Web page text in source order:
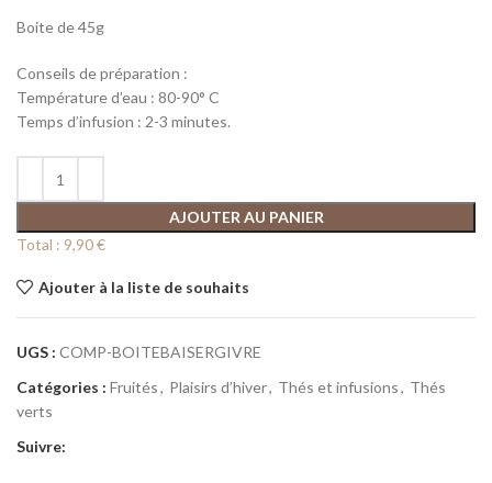
Boite de 45g
Conseils de préparation :
Température d’eau : 80-90° C
Temps d’infusion : 2-3 minutes.
AJOUTER AU PANIER
Total : 9,90 €
Ajouter à la liste de souhaits
UGS : COMP-BOITEBAISERGIVRE
Catégories : Fruités, Plaisirs d’hiver, Thés et infusions, Thés
verts
Suivre: